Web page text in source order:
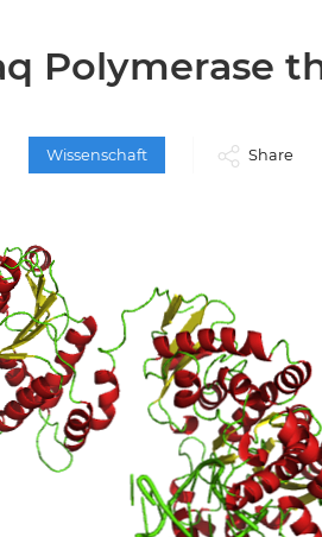
Polymerase
Wissenschaft Share